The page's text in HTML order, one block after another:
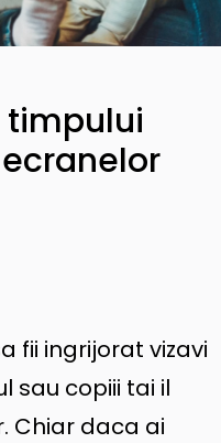
fii ingrijorat vizavi
sau copiii tai il
Chiar daca ai